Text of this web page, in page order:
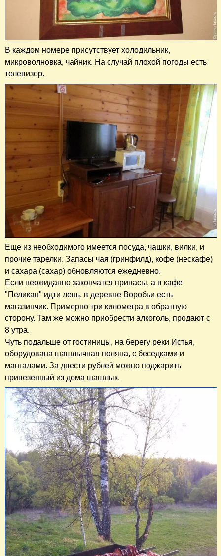
В каждом номере присутствует холодильник,
микроволновка, чайник. На случай плохой погоды есть
телевизор.
Еще из необходимого имеется посуда, чашки, вилки, и
прочие тарелки. Запасы чая (гринфилд), кофе (нескафе)
и сахара (сахар) обновляются ежедневно.
Если неожиданно закончатся припасы, а в кафе
"Пеликан" идти лень, в деревне Воробьи есть
магазинчик. Примерно три километра в обратную
сторону. Там же можно приобрести алкоголь, продают с
8 утра.
Чуть подальше от гостиницы, на берегу реки Истья,
оборудована шашлычная поляна, с беседками и
мангалами. За двести рублей можно поджарить
привезенный из дома шашлык.